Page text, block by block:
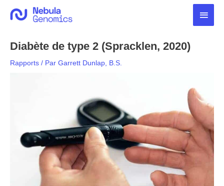
Diabète de type 2 (Spracklen, 2020)
Rapports / Par Garrett Dunlap, B.S.